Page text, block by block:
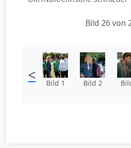
Bild 26 von
< Bild 1 Bild 2